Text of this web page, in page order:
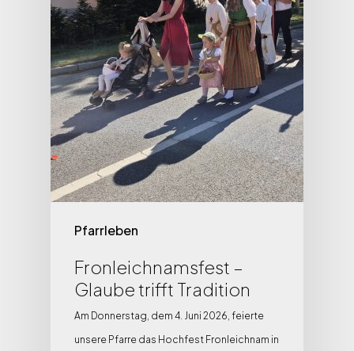
Pfarrleben
Fronleichnamsfest –
Glaube trifft Tradition
Am Donnerstag, dem 4. Juni 2026, feierte
unsere Pfarre das Hochfest Fronleichnam in